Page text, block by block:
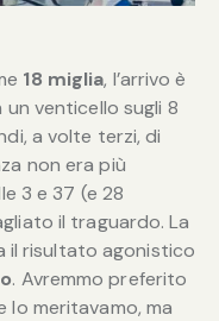
18 miglia, l’arrivo è
venticello sugli 8
a volte terzi, di
non era più
3 e 37 (e 28
il traguardo. La
il risultato agonistico
. Avremmo preferito
lo meritavamo, ma